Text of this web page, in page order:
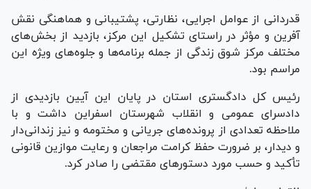
قدردانی از عوامل اجرایی، نظارتی، پشتیبانی و هماهنگی نقش
آفرین و مؤثر در راستای تشکیل این مرکز، بازدید از بخش‌های
مختلف مرکز شوق زندگی از جمله برنامه‌ها و جلوه‌های ویژه این
مراسم بود.
رئیس کل دادگستری استان در پایان این آیین بازدیدی از
دادسرای عمومی و انقلاب شهرستان اسفراین داشت و با
ملاحظه تعدادی از پرونده‌های جریانی و مختومه و نیز زندانی‌دار
و دیدار، بر ضرورت حفظ کرامت مراجعان و رعایت موازین قانونی
تأکید و حسب مورد دستور‌های مقتضی را صادر کرد.